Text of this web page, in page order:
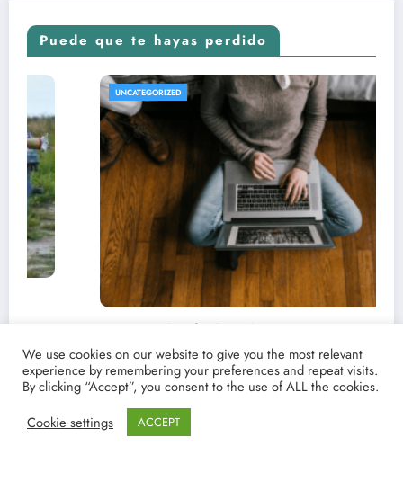
Puede que te hayas perdido
las fechas de estrenos y críticas de
y series favoritas con Point
2021 lucenpop
We use cookies on our website to give you the most relevant
experience by remembering your preferences and repeat visits.
By clicking “Accept”, you consent to the use of ALL the cookies.
Cookie settings
ACCEPT